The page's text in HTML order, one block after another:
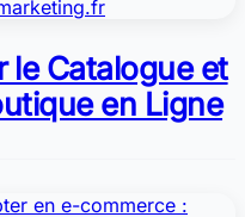
le Catalogue et
en Ligne